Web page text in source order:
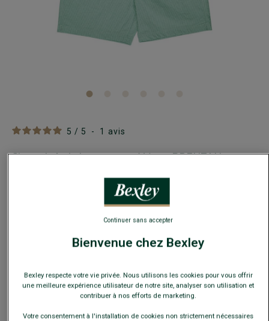
5 / 5 - 1 avis
Short de bain homme rayé Vert - BRENTAN
39,00 € PRIX D'ÉTÉ
Payez en plusieurs fois dès 199€ d'achat
COULEURS DISPONIBLESBienvenue chez Bexley
Bexley respecte votre vie privée. Nous utilisons les cookies pour vous offrir
une meilleure expérience utilisateur de notre site, analyser son utilisation et
contribuer à nos efforts de marketing.
Votre consentement à l'installation de cookies non strictement nécessaires
Continuer sans accepter